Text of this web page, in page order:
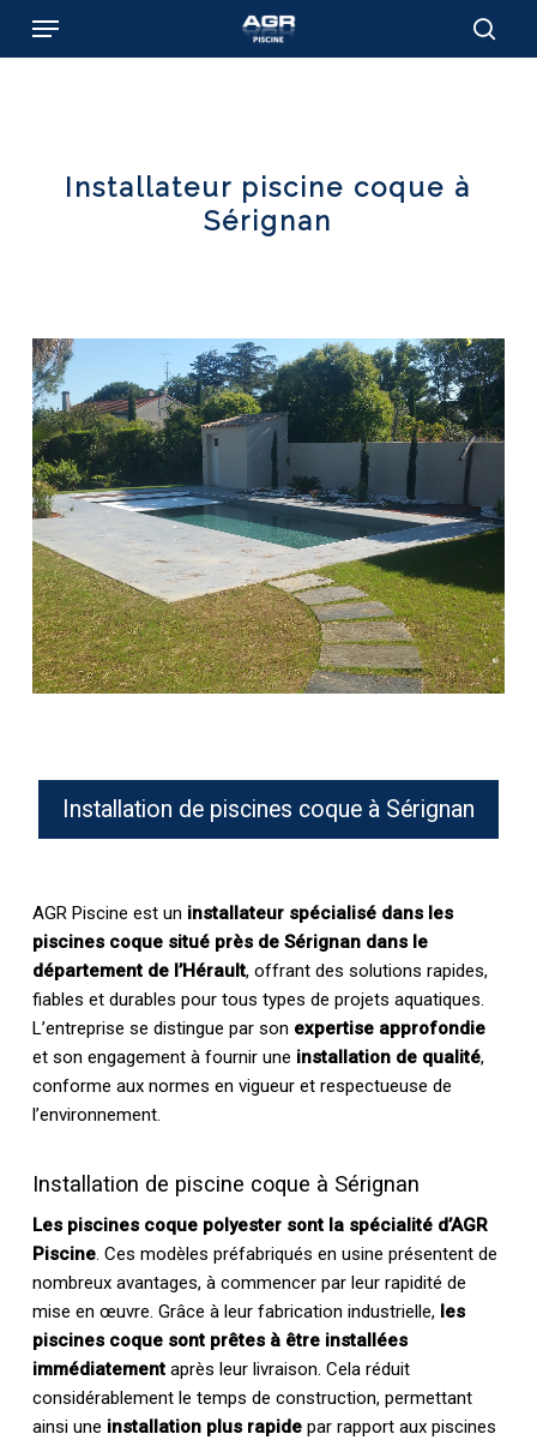
Menu
Installateur piscine coque à
Sérignan
Installation de piscines coque à Sérignan
AGR Piscine est un installateur spécialisé dans les
piscines coque situé près de Sérignan dans le
département de l’Hérault, offrant des solutions rapides,
fiables et durables pour tous types de projets aquatiques.
L’entreprise se distingue par son expertise approfondie
et son engagement à fournir une installation de qualité,
conforme aux normes en vigueur et respectueuse de
l’environnement.
Installation de piscine coque à Sérignan
Les piscines coque polyester sont la spécialité d’AGR
Piscine. Ces modèles préfabriqués en usine présentent de
nombreux avantages, à commencer par leur rapidité de
mise en œuvre. Grâce à leur fabrication industrielle, les
piscines coque sont prêtes à être installées
immédiatementaprès leur livraison. Cela réduit
considérablement le temps de construction, permettant
ainsi une installation plus rapidepar rapport aux piscines